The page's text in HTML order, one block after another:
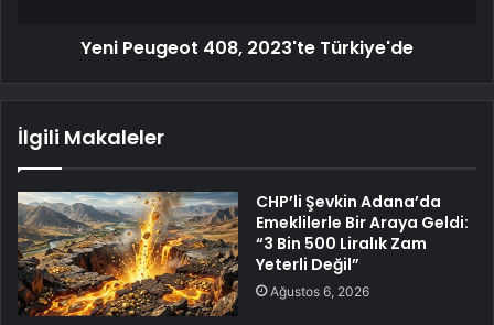
Yeni Peugeot 408, 2023'te Türkiye'de
İlgili Makaleler
CHP’li Şevkin Adana’da
Emeklilerle Bir Araya Geldi:
“3 Bin 500 Liralık Zam
Yeterli Değil”
Ağustos 6, 2026